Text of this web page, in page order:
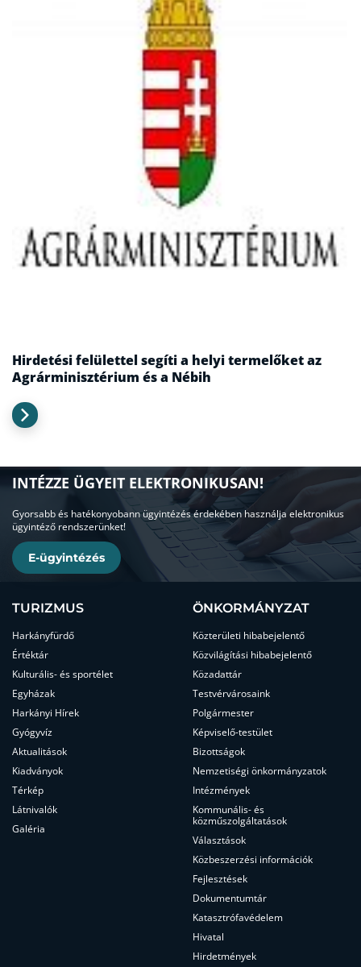
Hirdetési felülettel segíti a helyi termelőket az
Agrárminisztérium és a Nébih
INTÉZZE ÜGYEIT ELEKTRONIKUSAN!
Gyorsabb és hatékonyobann ügyintézés érdekében használja elektronikus
ügyintéző rendszerünket!
E-ügyintézés
TURIZMUS
Harkányfürdő
Értéktár
Kulturális- és sportélet
Egyházak
Harkányi Hírek
Gyógyvíz
Aktualitások
Kiadványok
Térkép
Látnivalók
Galéria
ÖNKORMÁNYZAT
Közterületi hibabejelentő
Közvilágítási hibabejelentő
Közadattár
Testvérvárosaink
Polgármester
Képviselő-testület
Bizottságok
Nemzetiségi önkormányzatok
Intézmények
Kommunális- és
közműszolgáltatások
Választások
Közbeszerzési információk
Fejlesztések
Dokumentumtár
Katasztrófavédelem
Hivatal
Hirdetmények